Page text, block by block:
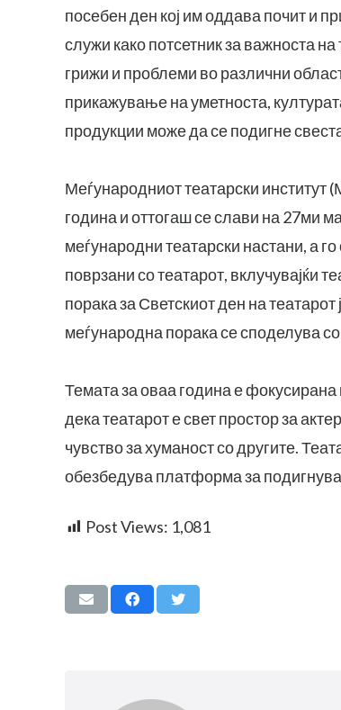
посебен ден кој им оддава почит и
служи како потсетник за важноста
грижи и проблеми во различни
прикажување на уметноста,
продукции може да се подигне
Меѓународниот театарски институт
година и оттогаш се слави на 27ми
меѓународни театарски настани, а
поврзани со театарот, вклучувајќи
порака за Светскиот ден на
меѓународна порака се споделува со
Темата за оваа година е фокусирана
дека театарот е свет простор за
чувство за хуманост со другите.
обезбедува платформа за
Post Views: 1,081